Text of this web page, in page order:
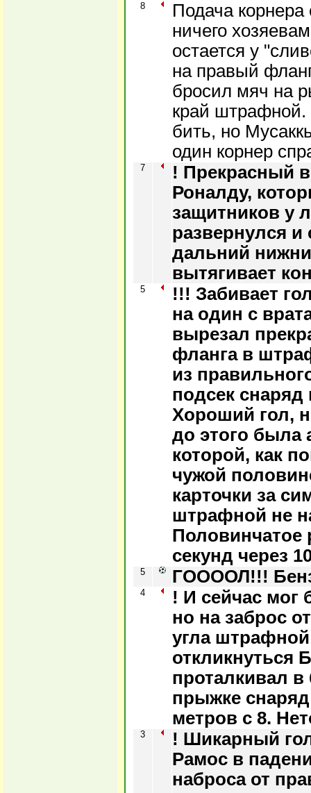
8
Подача корнера
ничего
остается у
на правый
бросил мяч на
край штрафной.
бить, но
один корнер
7
! Прекрасный
Роналду,
защитников у
развернулся
дальний
вытягивает
5
!!! Забивает
на один с
вырезал
фланга в
из
подсек
Хороший гол,
до этого была
которой, как
чужой
карточки за
штрафной не
Половинчатое
секунд через
5 ГООООЛ!!!
4
! И сейчас мог
но на заброс
угла
откликнуться
проталкивал
прыжке
метров с 8.
3
! Шикарный
Рамос в
наброса от